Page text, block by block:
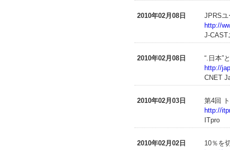
2010年02月08日
JPRSユ
http://
J-CAST
2010年02月08日
“.日本”
http://
CNET
2010年02月03日
第4回
http://
ITpro
2010年02月02日
10％を